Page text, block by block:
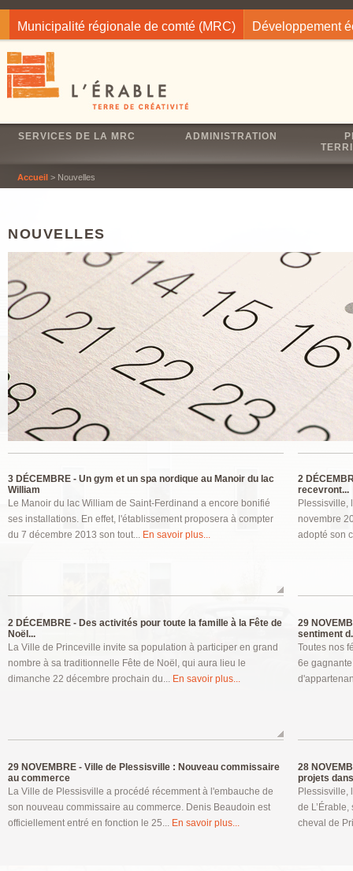
Municipalité régionale de comté (MRC) Développement
SERVICES DE LA MRC ADMINISTRATION
Accueil > Nouvelles
NOUVELLES
3 DÉCEMBRE - Un gym et un spa nordique au Manoir du lac
William
Le Manoir du lac William de Saint-Ferdinand a encore bonifié
ses installations. En effet, l'établissement proposera à compter
du 7 décembre 2013 son tout... En savoir plus...
2
recevront...
Plessisville,
novembre
adopté son
2 DÉCEMBRE - Des activités pour toute la famille à la Fête de
Noël...
La Ville de Princeville invite sa population à participer en grand
nombre à sa traditionnelle Fête de Noël, qui aura lieu le
dimanche 22 décembre prochain du... En savoir plus...
29
sentiment
Toutes nos
6e
29 NOVEMBRE - Ville de Plessisville : Nouveau commissaire
au commerce
La Ville de Plessisville a procédé récemment à l'embauche de
son nouveau commissaire au commerce. Denis Beaudoin est
officiellement entré en fonction le 25... En savoir plus...
28
projets
Plessisville,
de
cheval de
Pages